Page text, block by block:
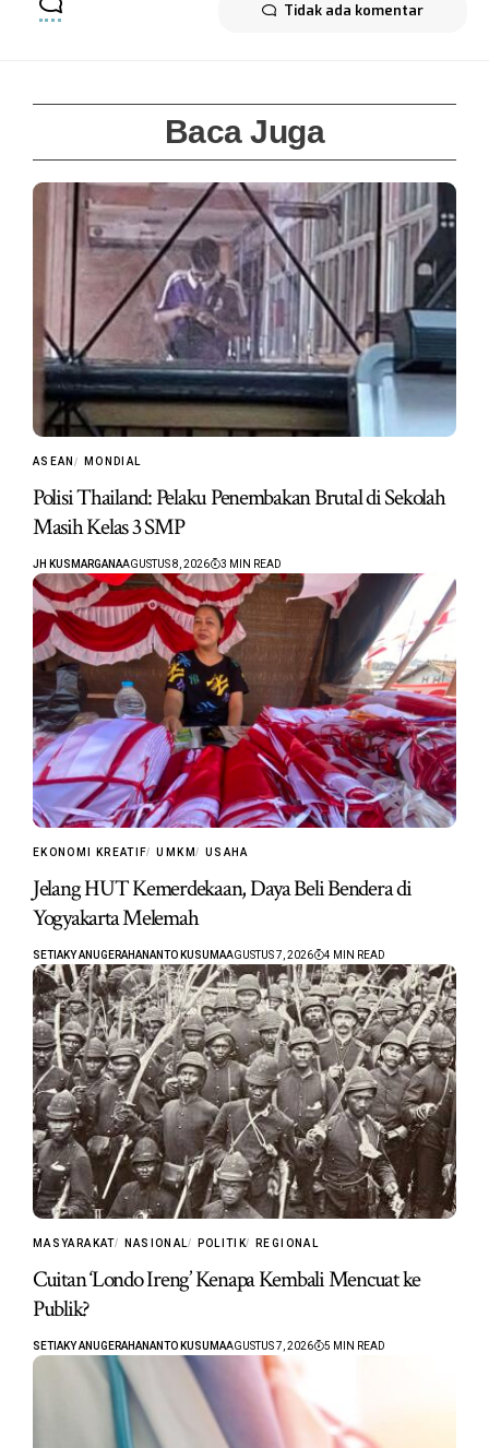
Tidak ada komentar
Baca Juga
ASEAN MONDIAL
Polisi Thailand: Pelaku Penembakan Brutal di Sekolah
Masih Kelas 3 SMP
JH KUSMARGANAAGUSTUS 8, 2026 3 MIN READ
EKONOMI KREATIF UMKM USAHA
Jelang HUT Kemerdekaan, Daya Beli Bendera di
Yogyakarta Melemah
SETIAKY ANUGERAHANANTO KUSUMAAGUSTUS 7, 2026 4 MIN READ
MASYARAKAT NASIONAL POLITIK REGIONAL
Cuitan ‘Londo Ireng’ Kenapa Kembali Mencuat ke
Publik?
SETIAKY ANUGERAHANANTO KUSUMAAGUSTUS 7, 2026 5 MIN READ